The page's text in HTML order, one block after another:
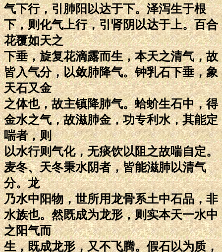
气下行，引肺阳以达于下。泽泻生于根
下，则化气上行，引肾阴以达于上。百合
花覆如天之
下垂，旋复花滴露而生，本天之清气，故
皆入气分，以敛肺降气。钟乳石下垂，象
天石又金
之体也，故主镇降肺气。蛤蚧生石中，得
金水之气，故滋肺金，功专利水，其能定
喘者，则
以水行则气化，无痰饮以阻之故喘自定。
麦冬、天冬秉水阴者，皆能滋肺以清气
分。龙
乃水中阳物，世所用龙骨系土中石品，非
水族也。然既成为龙形，则实本天一水中
之阳气而
生，既成龙形，又不飞腾。假石以为质，